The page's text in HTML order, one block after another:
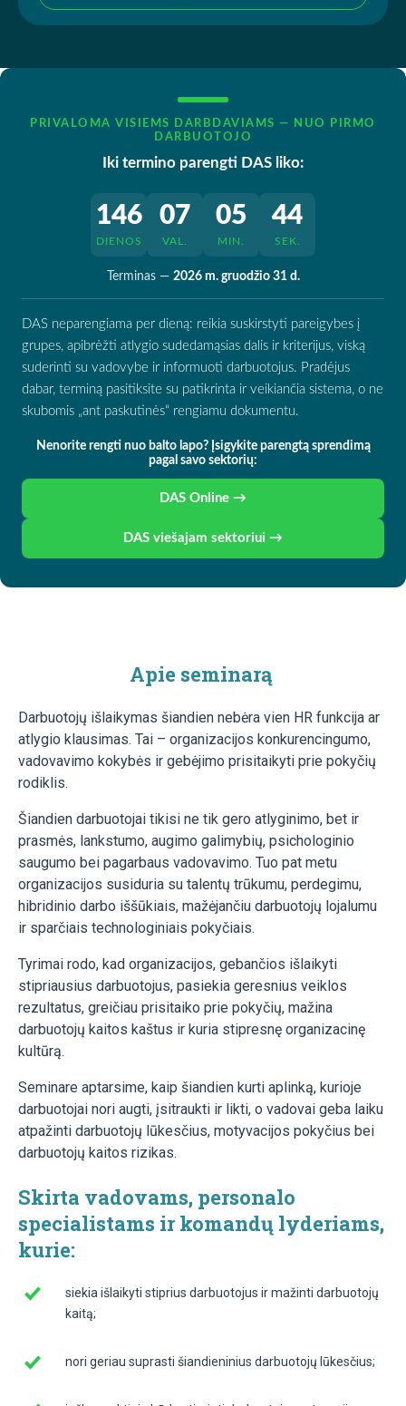
PRIVALOMA VISIEMS DARBDAVIAMS — NUO PIRMO
DARBUOTOJO
Iki termino parengti DAS liko:
146
DIENOS
07
VAL.
05
MIN.
43
SEK.
Terminas — 2026 m. gruodžio 31 d.
DAS neparengiama per dieną: reikia suskirstyti pareigybes į
grupes, apibrėžti atlygio sudedamąsias dalis ir kriterijus, viską
suderinti su vadovybe ir informuoti darbuotojus. Pradėjus
dabar, terminą pasitiksite su patikrinta ir veikiančia sistema, o ne
skubomis „ant paskutinės“ rengiamu dokumentu.
Nenorite rengti nuo balto lapo? Įsigykite parengtą sprendimą
pagal savo sektorių:
DAS Online →
DAS viešajam sektoriui →
Apie seminarą
Darbuotojų išlaikymas šiandien nebėra vien HR funkcija ar
atlygio klausimas. Tai – organizacijos konkurencingumo,
vadovavimo kokybės ir gebėjimo prisitaikyti prie pokyčių
rodiklis.
Šiandien darbuotojai tikisi ne tik gero atlyginimo, bet ir
prasmės, lankstumo, augimo galimybių, psichologinio
saugumo bei pagarbaus vadovavimo. Tuo pat metu
organizacijos susiduria su talentų trūkumu, perdegimu,
hibridinio darbo iššūkiais, mažėjančiu darbuotojų lojalumu
ir sparčiais technologiniais pokyčiais.
Tyrimai rodo, kad organizacijos, gebančios išlaikyti
stipriausius darbuotojus, pasiekia geresnius veiklos
rezultatus, greičiau prisitaiko prie pokyčių, mažina
darbuotojų kaitos kaštus ir kuria stipresnę organizacinę
kultūrą.
Seminare aptarsime, kaip šiandien kurti aplinką, kurioje
darbuotojai nori augti, įsitraukti ir likti, o vadovai geba laiku
atpažinti darbuotojų lūkesčius, motyvacijos pokyčius bei
darbuotojų kaitos rizikas.
Skirta vadovams, personalo
specialistams ir komandų lyderiams,
kurie:
siekia išlaikyti stiprius darbuotojus ir mažinti darbuotojų
kaitą;
nori geriau suprasti šiandieninius darbuotojų lūkesčius;